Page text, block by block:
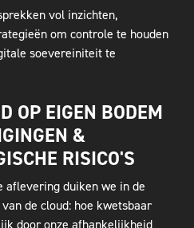
vol inzichten,
om controle te houden
soevereiniteit te
OP EIGEN BODEM
&
RISICO'S
aflevering duiken we in de
de cloud: hoe kwetsbaar
door onze afhankelijkheid